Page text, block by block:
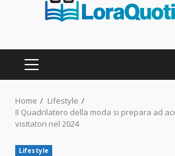
PRIMARY
Home
Lifestyle
Il Quadrilatero della moda si prepara ad
visitatori nel 2024
Lifestyle